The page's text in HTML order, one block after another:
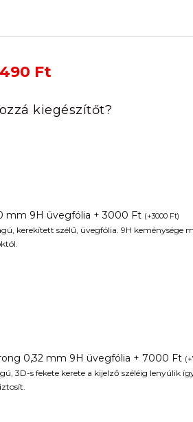
Ft.
Ft
is:
4490 Ft.
kiegészítőt?
mm 9H üvegfólia + 3000 Ft (+3000 Ft)
kerekített szélű, üvegfólia. 9H keménysége
0,32 mm 9H üvegfólia + 7000 Ft (+
3D-s fekete kerete a kijelző széléig lenyúlik